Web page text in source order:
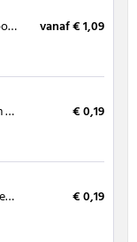
Blum montageplaat, voor spaanplaatschroeven vanaf € 1,09
Afdekkap scharnierarm halfvoorliggend/inliggend € 0,19
Afdekkap voor scharnierpot € 0,19